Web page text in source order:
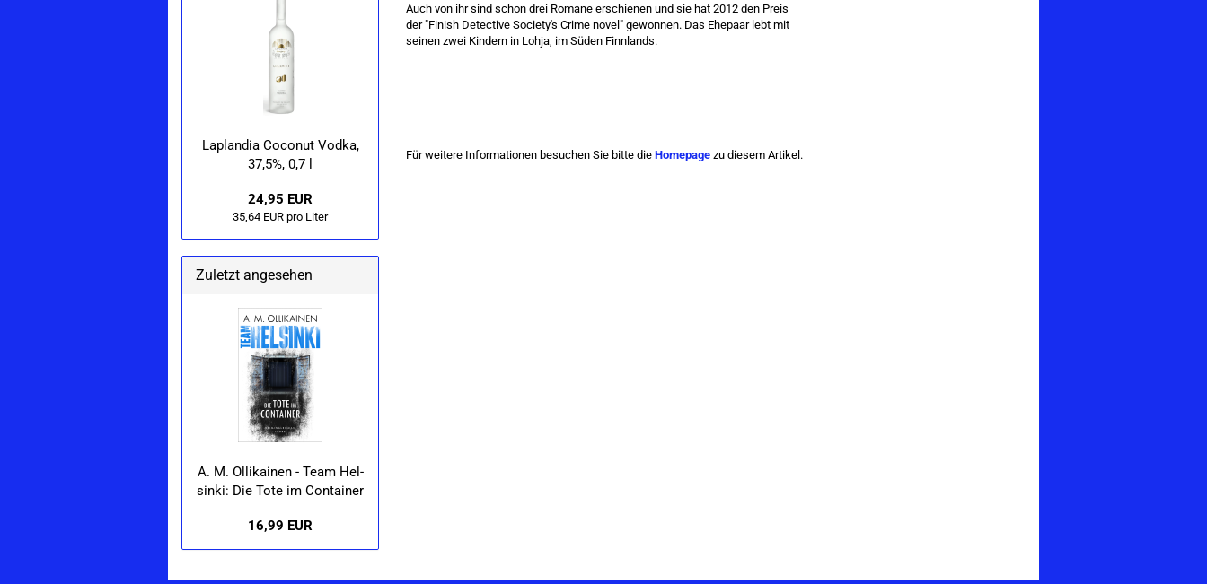
Auch von ihr sind schon drei Romane erschienen und sie hat 2012 den Preis
der "Finish Detective Society's Crime novel" gewonnen. Das Ehepaar lebt mit
seinen zwei Kindern in Lohja, im Süden Finnlands.
Für weitere Informationen besuchen Sie bitte die Homepage zu diesem Artikel.
La­p­lan­dia Co­co­nut Vodka,
37,5%, 0,7 l
24,95 EUR
35,64 EUR pro Liter
Zuletzt angesehen
A. M. Ol­li­kai­nen - Team Hel­
sin­ki: Die Tote im Con­tai­ner
16,99 EUR